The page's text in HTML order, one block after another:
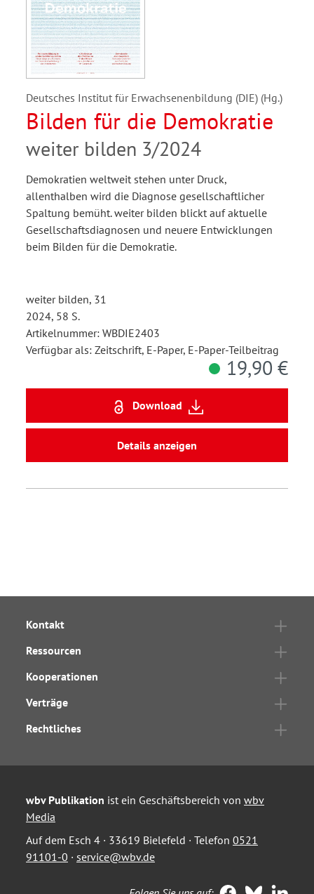
Deutsches Institut für Erwachsenenbildung (DIE) (Hg.)
Bilden für die Demokratie
weiter bilden 3/2024
Demokratien weltweit stehen unter Druck,
allenthalben wird die Diagnose gesellschaftlicher
Spaltung bemüht. weiter bilden blickt auf aktuelle
Gesellschaftsdiagnosen und neuere Entwicklungen
beim Bilden für die Demokratie.
weiter bilden, 31
2024, 58 S.
Artikelnummer: WBDIE2403
Verfügbar als: Zeitschrift, E-Paper, E-Paper-Teilbeitrag
19,90 €
Download
Details anzeigen
Kontakt
Ressourcen
Kooperationen
Verträge
Rechtliches
wbv Publikation ist ein Geschäftsbereich von wbv
Media
Auf dem Esch 4 · 33619 Bielefeld · Telefon 0521
91101-0 · service@wbv.de